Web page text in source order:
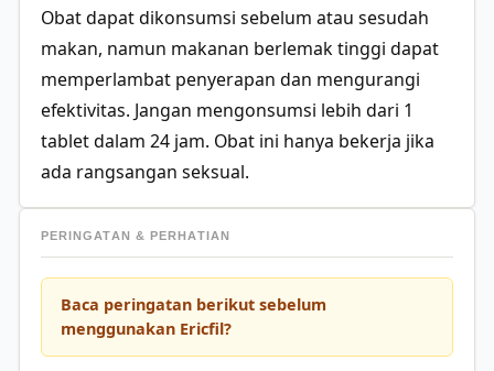
Obat dapat dikonsumsi sebelum atau sesudah
makan, namun makanan berlemak tinggi dapat
memperlambat penyerapan dan mengurangi
efektivitas. Jangan mengonsumsi lebih dari 1
tablet dalam 24 jam. Obat ini hanya bekerja jika
ada rangsangan seksual.
PERINGATAN & PERHATIAN
Baca peringatan berikut sebelum
menggunakan Ericfil?